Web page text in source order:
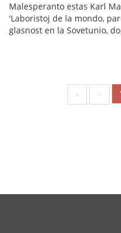
Malesperanto estas Karl
'Laboristoj de la mondo,
glasnost en la Sovetunio,
« <